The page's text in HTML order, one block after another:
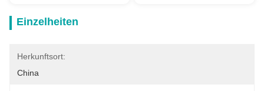
Einzelheiten
Herkunftsort:
China